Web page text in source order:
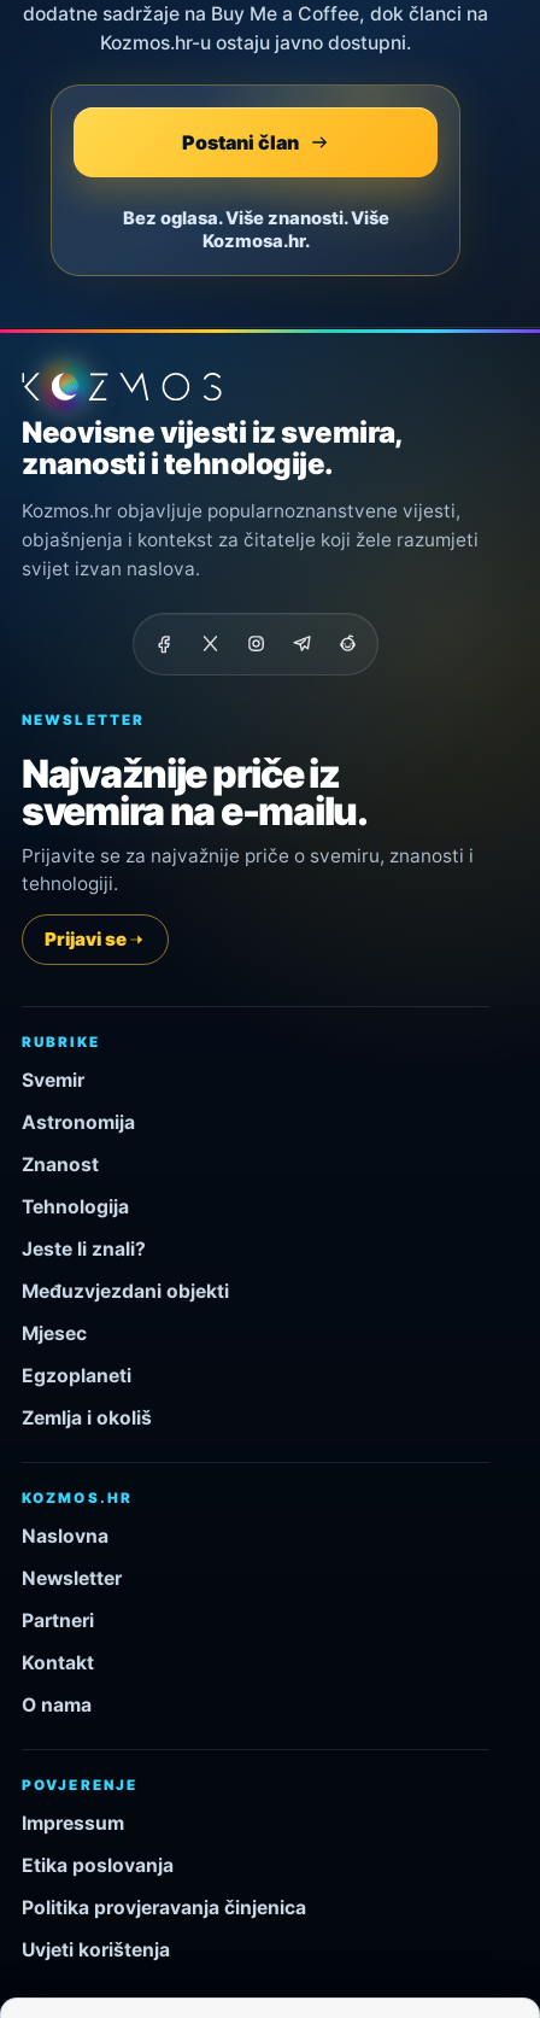
dodatne sadržaje na Buy Me a Coffee, dok članci na
Kozmos.hr-u ostaju javno dostupni.
Postani član
Bez oglasa. Više znanosti. Više
Kozmosa.hr.
Podnožje stranice
Neovisne vijesti iz svemira,
znanosti i tehnologije.
Kozmos.hr objavljuje popularnoznanstvene vijesti,
objašnjenja i kontekst za čitatelje koji žele razumjeti
svijet izvan naslova.
NEWSLETTER
Najvažnije priče iz
svemira na e-mailu.
Prijavite se za najvažnije priče o svemiru, znanosti i
tehnologiji.
Prijavi se
RUBRIKE
Svemir
Astronomija
Znanost
Tehnologija
Jeste li znali?
Međuzvjezdani objekti
Mjesec
Egzoplaneti
Zemlja i okoliš
KOZMOS.HR
Naslovna
Newsletter
Partneri
Kontakt
O nama
POVJERENJE
Impressum
Etika poslovanja
Politika provjeravanja činjenica
Uvjeti korištenja